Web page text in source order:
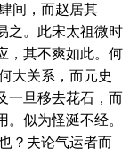
间，而赵居其
之。此宋太祖微时
，其不爽如此。何
大关系，而元史
一旦移去花石，而
似为怪涎不经。
？夫论气运者而